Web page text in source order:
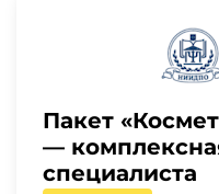
Пакет
—
специалиста